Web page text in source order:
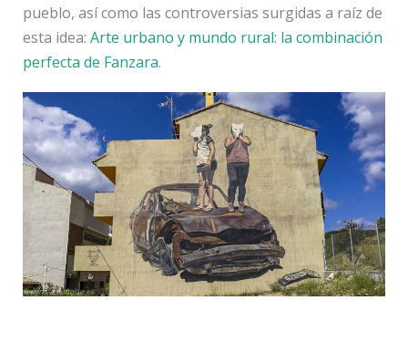
pueblo, así como las controversias surgidas a raíz de
esta idea: Arte urbano y mundo rural: la combinación
perfecta de Fanzara.